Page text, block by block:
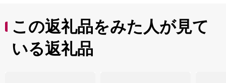
この返礼品をみた人が見て
いる返礼品